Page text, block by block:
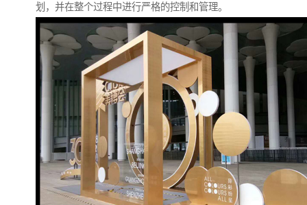
划，并在整个过程中进行严格的控制和管理。